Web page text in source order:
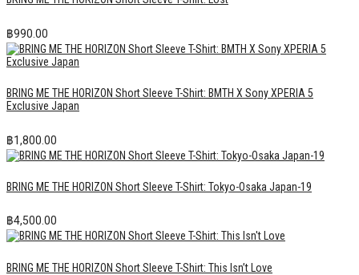
฿990.00
BRING ME THE HORIZON Short Sleeve T-Shirt: BMTH X Sony XPERIA 5
Exclusive Japan
฿1,800.00
BRING ME THE HORIZON Short Sleeve T-Shirt: Tokyo-Osaka Japan-19
฿4,500.00
BRING ME THE HORIZON Short Sleeve T-Shirt: This Isn’t Love